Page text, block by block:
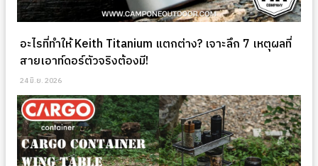
อะไรที่ทำให้ Keith Titanium แตกต่าง? เจาะลึก 7 เหตุผลที่
สายเอาท์ดอร์ตัวจริงต้องมี!
24 มิ.ย. 2026